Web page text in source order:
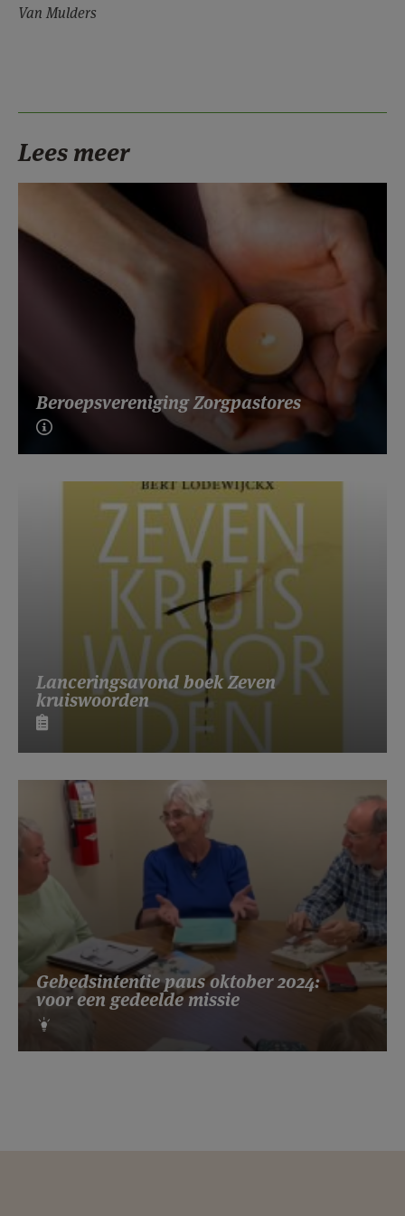
Van Mulders
Lees meer
Beroepsvereniging Zorgpastores
Lanceringsavond boek Zeven
kruiswoorden
Gebedsintentie paus oktober 2024:
voor een gedeelde missie